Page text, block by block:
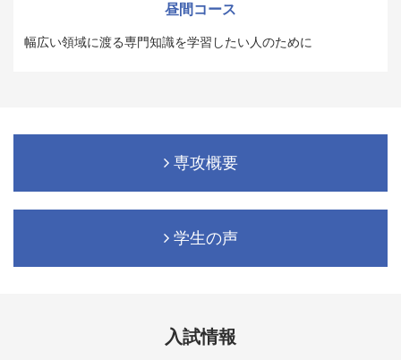
昼間コース
幅広い領域に渡る専門知識を学習したい人のために
専攻概要
学生の声
入試情報